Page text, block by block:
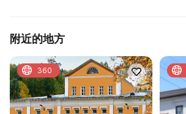
附近的地方
360